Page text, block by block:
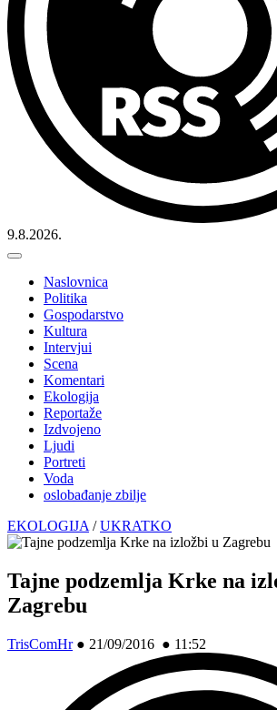
9.8.2026.
Naslovnica
Politika
Gospodarstvo
Kultura
Intervjui
Scena
Komentari
Ekologija
Reportaže
Izdvojeno
Ljudi
Portreti
Voda
oslobađanje zbilje
EKOLOGIJA /UKRATKO
Tajne podzemlja Krke na
Zagrebu
TrisComHr● 21/09/2016 ● 11:52